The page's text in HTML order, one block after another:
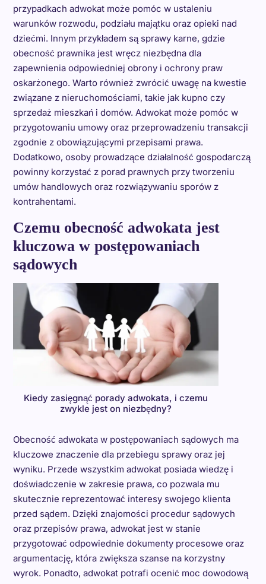
przypadkach adwokat może pomóc w ustaleniu
warunków rozwodu, podziału majątku oraz opieki nad
dziećmi. Innym przykładem są sprawy karne, gdzie
obecność prawnika jest wręcz niezbędna dla
zapewnienia odpowiedniej obrony i ochrony praw
oskarżonego. Warto również zwrócić uwagę na kwestie
związane z nieruchomościami, takie jak kupno czy
sprzedaż mieszkań i domów. Adwokat może pomóc w
przygotowaniu umowy oraz przeprowadzeniu transakcji
zgodnie z obowiązującymi przepisami prawa.
Dodatkowo, osoby prowadzące działalność gospodarczą
powinny korzystać z porad prawnych przy tworzeniu
umów handlowych oraz rozwiązywaniu sporów z
kontrahentami.
Czemu obecność adwokata jest
kluczowa w postępowaniach
sądowych
Kiedy zasięgnąć porady adwokata, i czemu
zwykle jest on niezbędny?
Obecność adwokata w postępowaniach sądowych ma
kluczowe znaczenie dla przebiegu sprawy oraz jej
wyniku. Przede wszystkim adwokat posiada wiedzę i
doświadczenie w zakresie prawa, co pozwala mu
skutecznie reprezentować interesy swojego klienta
przed sądem. Dzięki znajomości procedur sądowych
oraz przepisów prawa, adwokat jest w stanie
przygotować odpowiednie dokumenty procesowe oraz
argumentację, która zwiększa szanse na korzystny
wyrok. Ponadto, adwokat potrafi ocenić moc dowodową